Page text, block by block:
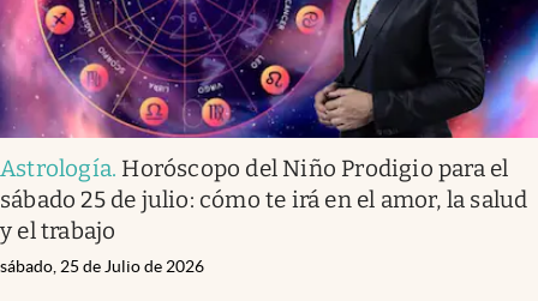
Astrología. Horóscopo del Niño Prodigio para el
sábado 25 de julio: cómo te irá en el amor, la salud
y el trabajo
sábado, 25 de Julio de 2026